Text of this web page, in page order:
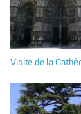
Visite de la